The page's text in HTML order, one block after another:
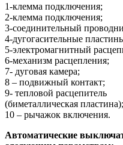
1-клемма подключения;
2-клемма подключения;
3-соединительный
4-дугогасительные
5-электромагнитный
6-механизм расцепления;
7- дуговая камера;
8 – подвижный контакт;
9- тепловой расцепитель
(биметаллическая пластина);
10 – рычажок включения.
Автоматические